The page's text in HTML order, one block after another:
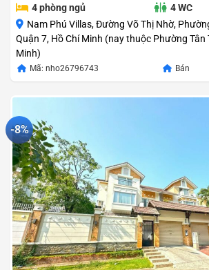
4 phòng ngủ
4 WC
Nam Phú Villas, Đường Võ Thị Nhờ,
Quận 7, Hồ Chí Minh (nay thuộc Phường Tân
Minh)
Mã: nho26796743 Bán
-8%